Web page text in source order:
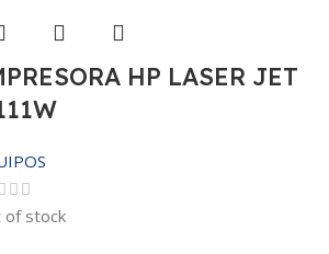
HP LASER JET
of stock